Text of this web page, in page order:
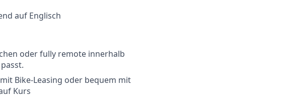
auf Englisch
oder fully remote innerhalb
Bike-Leasing oder bequem mit
Kurs